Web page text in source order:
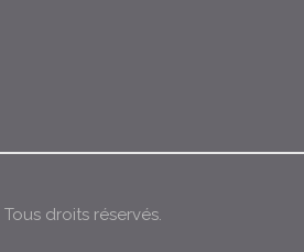
droits réservés.